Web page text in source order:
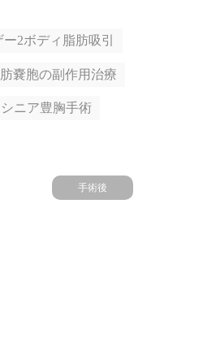
2ボディ脂肪吸引
嚢胞の副作用治療
シニア豊胸手術
手術後